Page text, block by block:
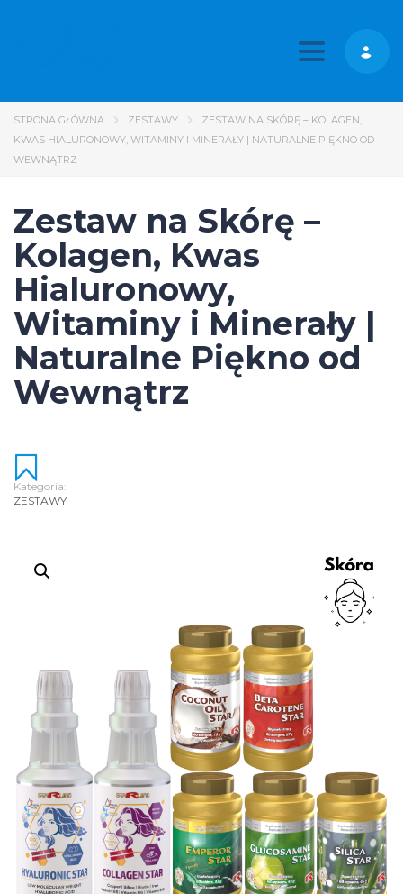
Toggle
STRONA GŁÓWNA ZESTAWY
ZESTAW NA SKÓRĘ – KOLAGEN,
KWAS HIALURONOWY, WITAMINY I MINERAŁY | NATURALNE PIĘKNO OD
WEWNĄTRZ
Zestaw na Skórę –
Kolagen, Kwas
Hialuronowy,
Witaminy i Minerały |
Naturalne Piękno od
Wewnątrz
Kategoria:
ZESTAWY